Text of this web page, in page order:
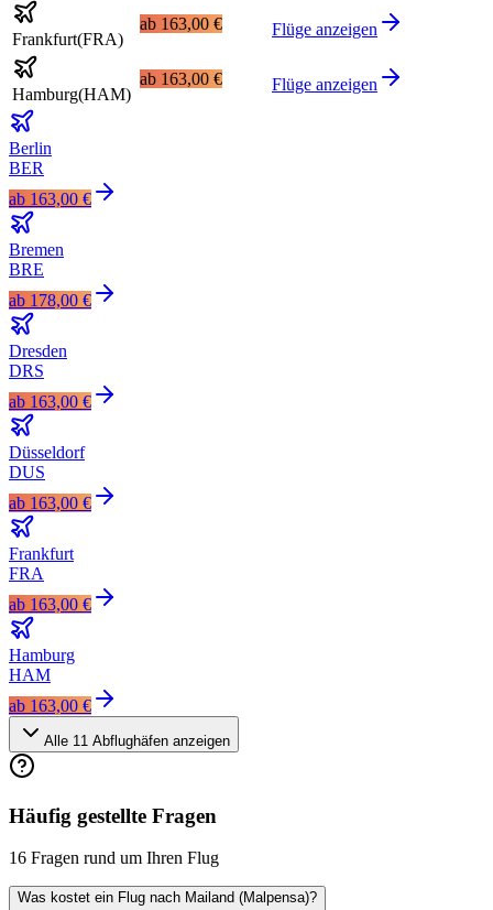
Frankfurt(FRA)
ab 163,00 € Flüge anzeigen
Hamburg(HAM)
ab 163,00 € Flüge anzeigen
Berlin
BER
ab 163,00 €
Bremen
BRE
ab 178,00 €
Dresden
DRS
ab 163,00 €
Düsseldorf
DUS
ab 163,00 €
Frankfurt
FRA
ab 163,00 €
Hamburg
HAM
ab 163,00 €
Alle 11 Abflughäfen anzeigen
Häufig gestellte Fragen
16 Fragen rund um Ihren Flug
Was kostet ein Flug nach Mailand (Malpensa)?